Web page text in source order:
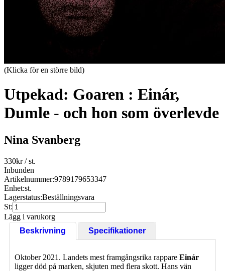
(Klicka för en större bild)
Utpekad: Goaren : Einár,
Dumle - och hon som överlevde
Nina Svanberg
330kr/ st.
Inbunden
Artikelnummer:9789179653347
Enhet:st.
Lagerstatus:Beställningsvara
St:
Lägg i varukorg
Beskrivning
Specifikationer
Oktober 2021. Landets mest framgångsrika rappare Einár
ligger död på marken, skjuten med flera skott. Hans vän